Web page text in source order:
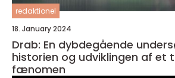
redaktionel
18. January 2024
Drab: En dybdegående
historien og udviklingen af et
fænomen